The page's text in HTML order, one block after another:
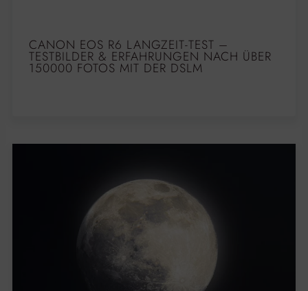
CANON EOS R6 LANGZEIT-TEST –
TESTBILDER & ERFAHRUNGEN NACH ÜBER
150000 FOTOS MIT DER DSLM